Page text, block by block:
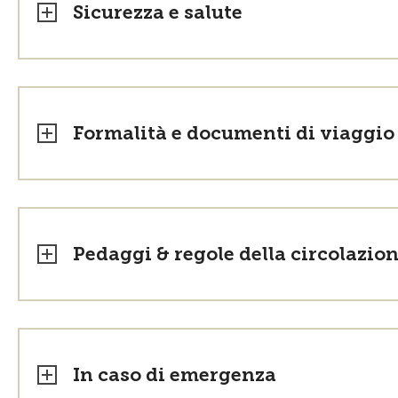
Sicurezza e salute
Formalità e documenti di viaggio
Pedaggi & regole della
In caso di emergenza